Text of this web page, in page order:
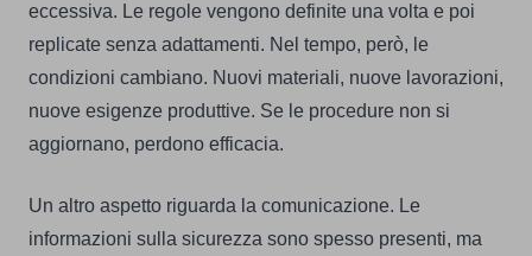
eccessiva. Le regole vengono definite una volta e poi
replicate senza adattamenti. Nel tempo, però, le
condizioni cambiano. Nuovi materiali, nuove lavorazioni,
nuove esigenze produttive. Se le procedure non si
aggiornano, perdono efficacia.
Un altro aspetto riguarda la comunicazione. Le
informazioni sulla sicurezza sono spesso presenti, ma